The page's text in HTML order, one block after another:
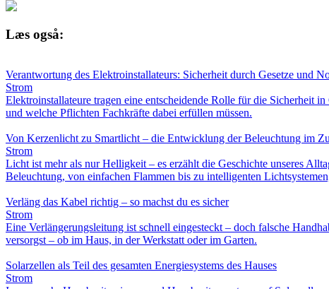
Læs også:
Verantwortung des Elektroinstallateurs: Sicherheit durch Gesetze und
Strom
Elektroinstallateure tragen eine entscheidende Rolle für die Sicherheit
und welche Pflichten Fachkräfte dabei erfüllen müssen.
Von Kerzenlicht zu Smartlicht – die Entwicklung der Beleuchtung im
Strom
Licht ist mehr als nur Helligkeit – es erzählt die Geschichte unseres
Beleuchtung, von einfachen Flammen bis zu intelligenten
Verläng das Kabel richtig – so machst du es sicher
Strom
Eine Verlängerungsleitung ist schnell eingesteckt – doch falsche
versorgst – ob im Haus, in der Werkstatt oder im Garten.
Solarzellen als Teil des gesamten Energiesystems des Hauses
Strom